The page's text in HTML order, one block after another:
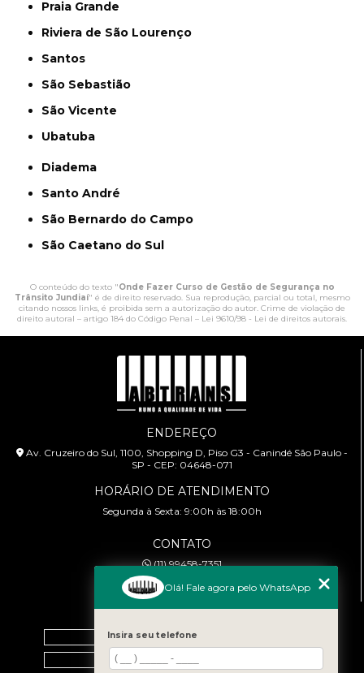
Praia Grande
Riviera de São Lourenço
Santos
São Sebastião
São Vicente
Ubatuba
Diadema
Santo André
São Bernardo do Campo
São Caetano do Sul
O conteúdo do texto "Onde Fazer Curso de Gestão de Segurança no
Trânsito Jundiaí" é de direito reservado. Sua reprodução, parcial ou total, mesmo
citando nossos links, é proibida sem a autorização do autor. Crime de violação de
direito autoral – artigo 184 do Código Penal – Lei 9610/98 - Lei de direitos autorais.
ENDEREÇO
Av. Cruzeiro do Sul, 1100, Shopping D, Piso G3 - Canindé São Paulo -
SP - CEP: 04648-071
HORÁRIO DE ATENDIMENTO
Segunda à Sexta: 9:00h às 18:00h
CONTATO
(11) 99458-7351
cursoabtrans@gmail.com
Home
Empresa
Olá! Fale agora pelo WhatsApp
Insira seu telefone